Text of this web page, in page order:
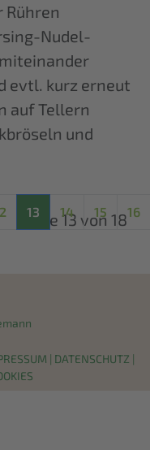
Rühren
Nudel-
evtl. kurz erneut
auf Tellern
und
Seite 13 von 18
13 14 15 16
| DATENSCHUTZ |